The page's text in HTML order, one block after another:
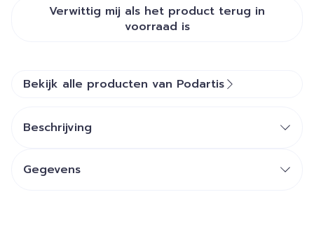
Verwittig mij als het product terug in
voorraad is
Bekijk alle producten van Podartis
Beschrijving
Gegevens